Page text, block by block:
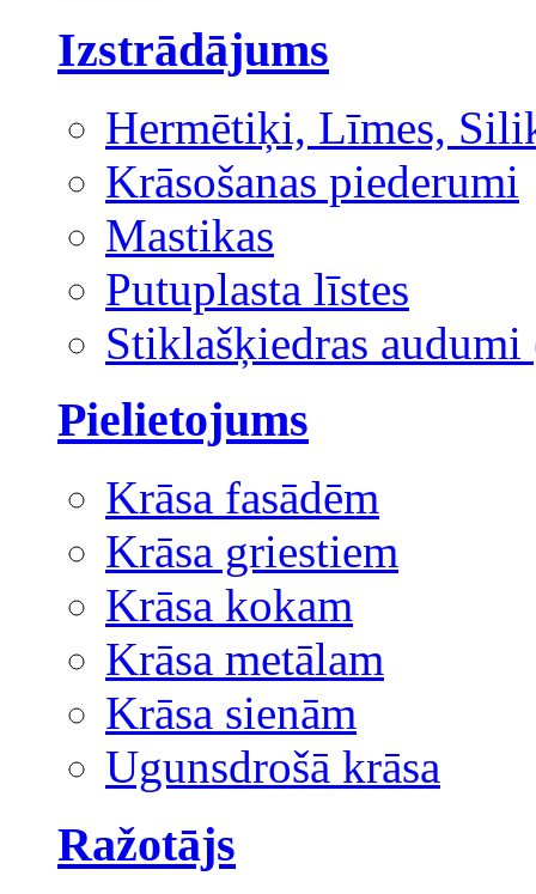
Izstrādājums
Hermētiķi, Līmes,
Krāsošanas piederumi
Mastikas
Putuplasta līstes
Stiklašķiedras audumi
Pielietojums
Krāsa fasādēm
Krāsa griestiem
Krāsa kokam
Krāsa metālam
Krāsa sienām
Ugunsdrošā krāsa
Ražotājs